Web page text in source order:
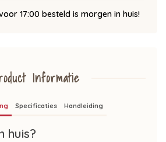
17:00 besteld is morgen in huis!
Informatie
Specificaties Handleiding
huis?